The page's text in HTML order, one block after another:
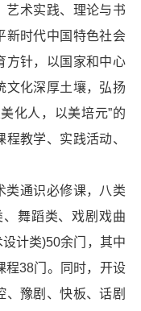
艺术实践、理论与书
新时代中国特色社会
方针，以国家和中心
文化深厚土壤，弘扬
化人，以美培元”的
教学、实践活动、
类通识必修课，八类
舞蹈类、戏剧戏曲
计类)50余门，其中
程38门。同时，开设
、豫剧、快板、话剧